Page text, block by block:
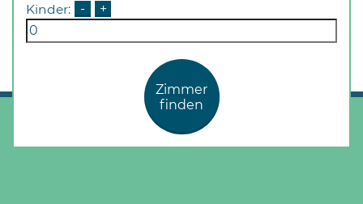
Kinder: - +
Zimmer
finden